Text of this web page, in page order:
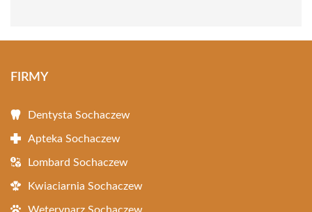
FIRMY
Dentysta Sochaczew
Apteka Sochaczew
Lombard Sochaczew
Kwiaciarnia Sochaczew
Weterynarz Sochaczew